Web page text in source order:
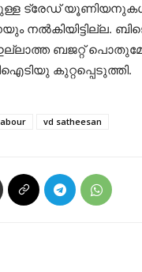
ട്രേഡ് യൂണിയനുകൾ
നൽകിയിട്ടില്ല.
ബജറ്റ്
കുറ്റപ്പെടുത്തി.
vd satheesan